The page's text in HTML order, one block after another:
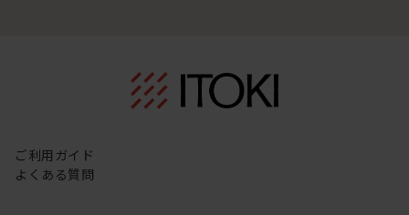
ご利用ガイド
よくある質問